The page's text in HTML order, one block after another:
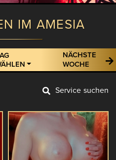
IM AMESIA
NÄCHSTE
WOCHE
Service suchen